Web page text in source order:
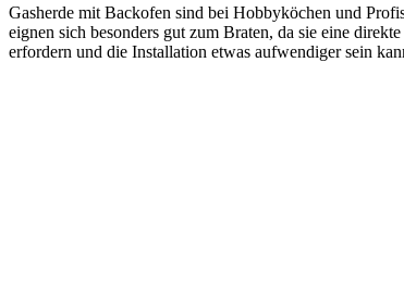
Gasherde mit Backofen sind bei Hobbyköchen und
eignen sich besonders gut zum Braten, da sie eine
erfordern und die Installation etwas aufwendiger sein